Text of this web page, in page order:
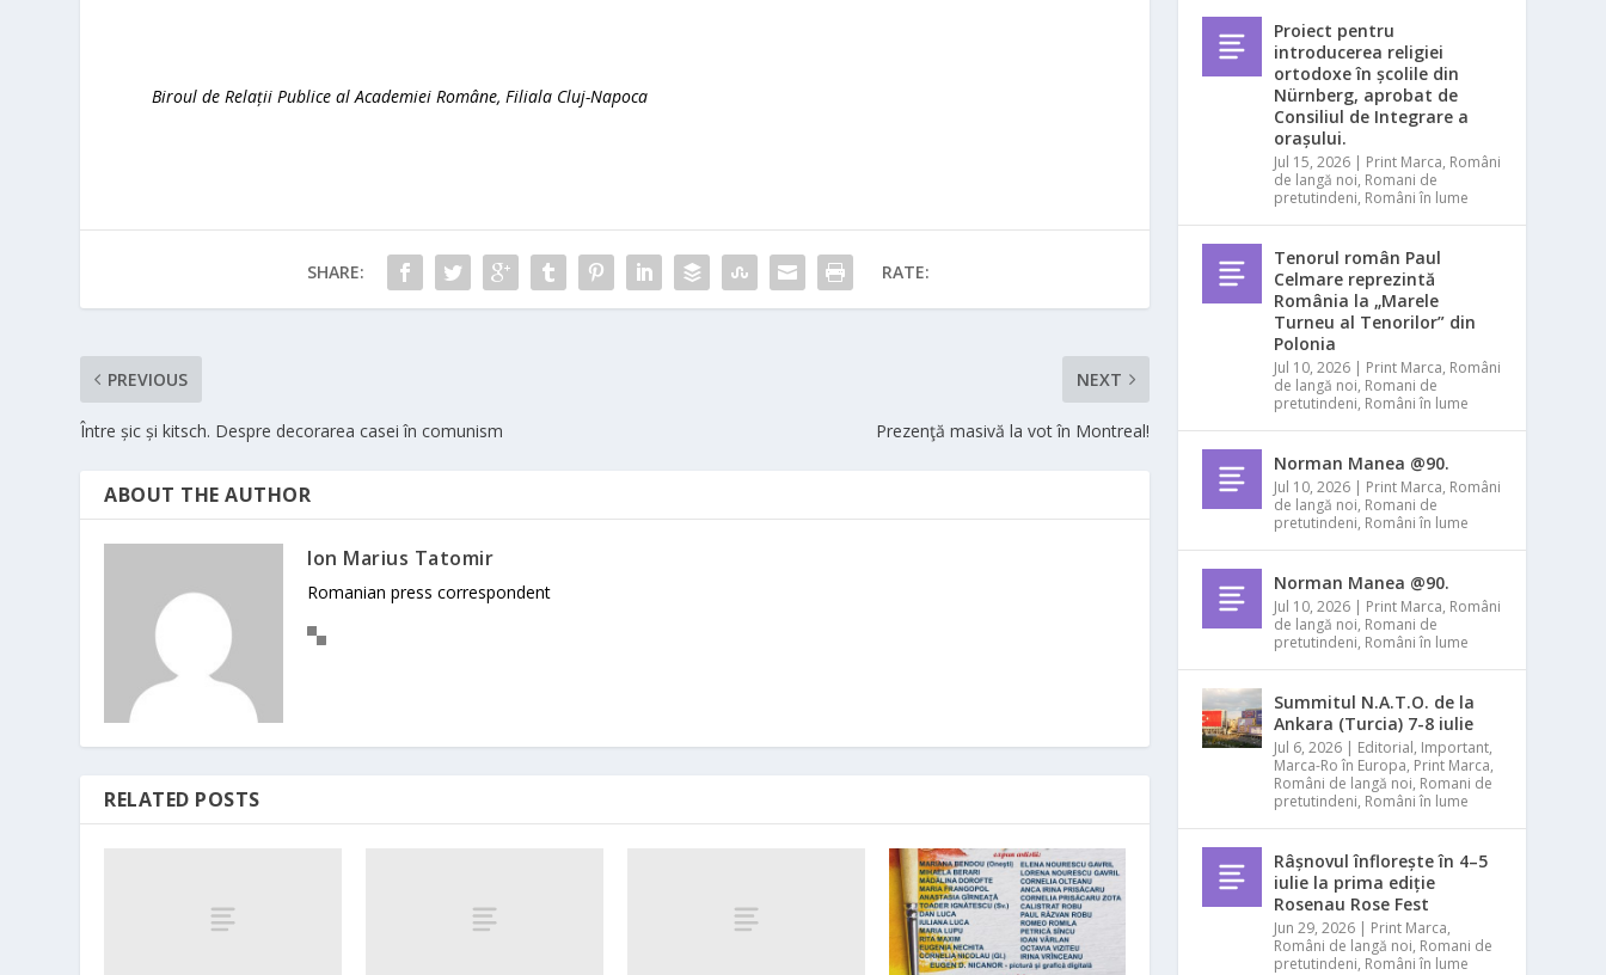
Biroul de Relații Publice al Academiei Române, Filiala Cluj-Napoca
SHARE: RATE:
PREVIOUS
Între șic și kitsch. Despre decorarea casei în comunism
NEXT
Prezenţă masivă la vot în Montreal!
ABOUT THE AUTHOR
Ion Marius Tatomir
Romanian press correspondent
RELATED POSTS
Proiect pentru
introducerea religiei
ortodoxe în școlile din
Nürnberg, aprobat de
Consiliul de Integrare a
orașului.
Jul 15, 2026 | Print Marca, Români
de langă noi, Romani de
pretutindeni, Români în lume
Tenorul român Paul
Celmare reprezintă
România la „Marele
Turneu al Tenorilor” din
Polonia
Jul 10, 2026 | Print Marca, Români
de langă noi, Romani de
pretutindeni, Români în lume
Norman Manea @90.
Jul 10, 2026 | Print Marca, Români
de langă noi, Romani de
pretutindeni, Români în lume
Norman Manea @90.
Jul 10, 2026 | Print Marca, Români
de langă noi, Romani de
pretutindeni, Români în lume
Summitul N.A.T.O. de la
Ankara (Turcia) 7-8 iulie
Jul 6, 2026 | Editorial, Important,
Marca-Ro în Europa, Print Marca,
Români de langă noi, Romani de
pretutindeni, Români în lume
Râșnovul înflorește în 4–5
iulie la prima ediție
Rosenau Rose Fest
Jun 29, 2026 | Print Marca,
Români de langă noi, Romani de
pretutindeni, Români în lume